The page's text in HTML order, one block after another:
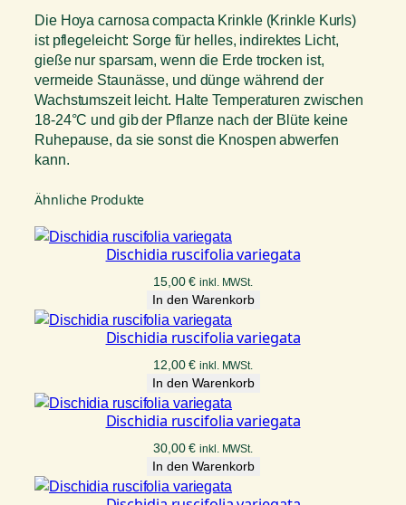
Die Hoya carnosa compacta Krinkle (Krinkle Kurls)
ist pflegeleicht: Sorge für helles, indirektes Licht,
gieße nur sparsam, wenn die Erde trocken ist,
vermeide Staunässe, und dünge während der
Wachstumszeit leicht. Halte Temperaturen zwischen
18-24°C und gib der Pflanze nach der Blüte keine
Ruhepause, da sie sonst die Knospen abwerfen
kann.
Ähnliche Produkte
Dischidia ruscifolia variegata
15,00€ inkl. MWSt.
In den Warenkorb
Dischidia ruscifolia variegata
12,00€ inkl. MWSt.
In den Warenkorb
Dischidia ruscifolia variegata
30,00€ inkl. MWSt.
In den Warenkorb